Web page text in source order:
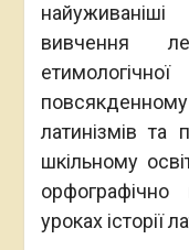
найуживаніші
вивчення
латинізмів
шкільному
орфографічно
уроках історії